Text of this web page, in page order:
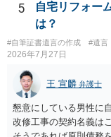
5
自宅リフォー
は？
#自筆証書遺言の作成 #遺言
2026年7月27日
王 宣麟 弁護士
懇意にしている男性に
改修工事の契約名義は